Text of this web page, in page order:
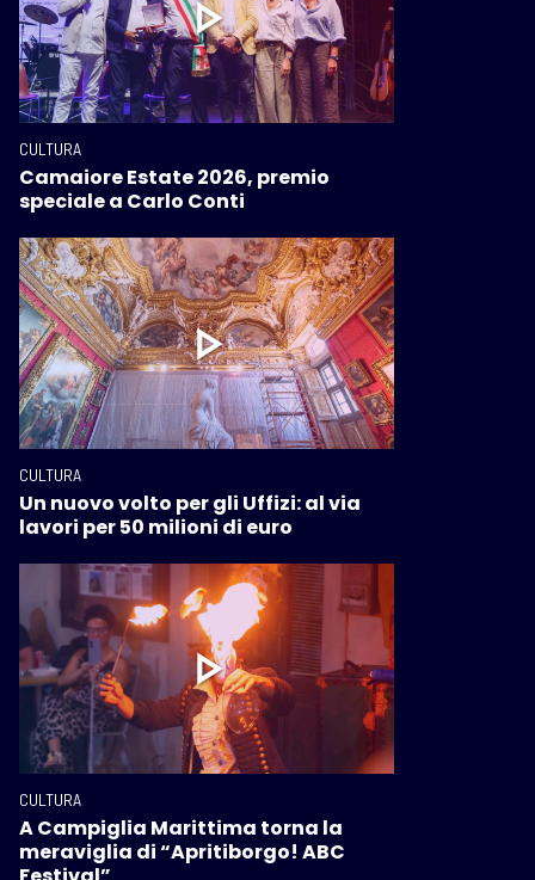
CULTURA
Camaiore Estate 2026, premio
speciale a Carlo Conti
CULTURA
Un nuovo volto per gli Uffizi: al via
lavori per 50 milioni di euro
CULTURA
A Campiglia Marittima torna la
meraviglia di “Apritiborgo! ABC